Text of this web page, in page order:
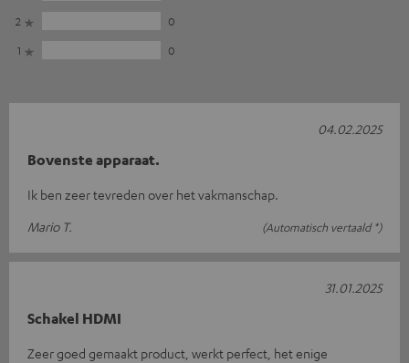
2
0
1
0
Bovenste apparaat.
Ik ben zeer tevreden over het vakmanschap.
Mario T.
(Automatisch vertaald *)
04.02.2025
Schakel HDMI
Zeer goed gemaakt product, werkt perfect, het enige
31.01.2025